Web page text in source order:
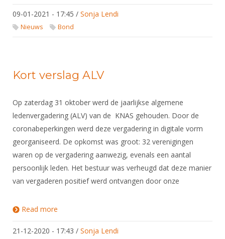
09-01-2021 - 17:45 / Sonja Lendi
Nieuws Bond
Kort verslag ALV
Op zaterdag 31 oktober werd de jaarlijkse algemene
ledenvergadering (ALV) van de KNAS gehouden. Door de
coronabeperkingen werd deze vergadering in digitale vorm
georganiseerd. De opkomst was groot: 32 verenigingen
waren op de vergadering aanwezig, evenals een aantal
persoonlijk leden. Het bestuur was verheugd dat deze manier
van vergaderen positief werd ontvangen door onze
Read more
21-12-2020 - 17:43 / Sonja Lendi